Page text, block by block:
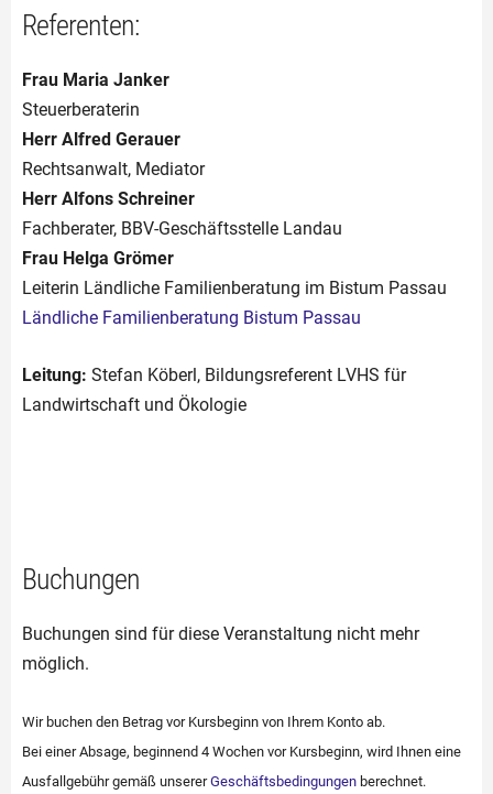
Referenten:
Frau Maria Janker
Steuerberaterin
Herr Alfred Gerauer
Rechtsanwalt, Mediator
Herr Alfons Schreiner
Fachberater, BBV-Geschäftsstelle Landau
Frau Helga Grömer
Leiterin Ländliche Familienberatung im Bistum Passau
Ländliche Familienberatung Bistum Passau
Leitung: Stefan Köberl, Bildungsreferent LVHS für
Landwirtschaft und Ökologie
Buchungen
Buchungen sind für diese Veranstaltung nicht mehr
möglich.
Wir buchen den Betrag vor Kursbeginn von Ihrem Konto ab.
Bei einer Absage, beginnend 4 Wochen vor Kursbeginn, wird Ihnen eine
Ausfallgebühr gemäß unsererGeschäftsbedingungen berechnet.